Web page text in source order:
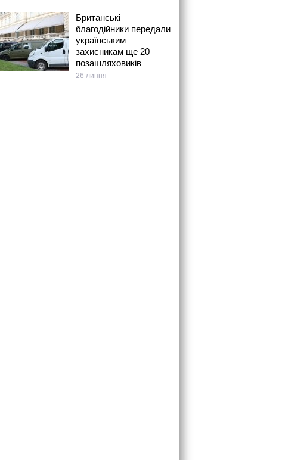
Британські
благодійники передали
українським
захисникам ще 20
позашляховиків
26 липня